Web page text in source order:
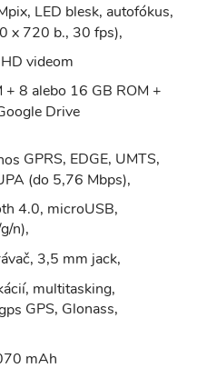
LED blesk, autofókus,
x 720 b., 30 fps),
videom
8 alebo 16 GB ROM +
Drive
GPRS, EDGE, UMTS,
(do 5,76 Mbps),
4.0, microUSB,
n),
3,5 mm jack,
multitasking,
GPS, Glonass,
mAh